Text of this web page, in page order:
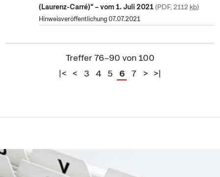
(Laurenz-Carré)“ – vom 1. Juli 2021 PDF, 2112 kb
Hinweisveröffentlichung 07.07.2021
Treffer 76–90 von 100
|< < 3 4 5 6 7 > >|